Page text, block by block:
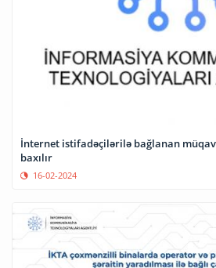
İnternet istifadəçilərilə bağlanan
baxılır
16-02-2024